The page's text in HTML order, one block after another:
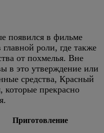
появился в фильме
роли, где также
от похмелья. Вне
в это утверждение или
средства, Красный
которые прекрасно
Приготовление